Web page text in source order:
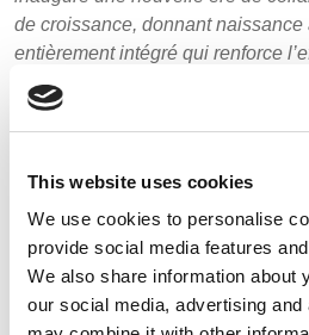
This website uses cookies
We use cookies to personalise
provide social media features
We also share information about
our social media, advertising
de croissance, donnant naissance
entièrement intégré qui renforce
l’innovation et répond aux
en constante évolution.
mesure de redéfinir les normes du
Avantages de la fusion
La fusion avec RTS Textiles